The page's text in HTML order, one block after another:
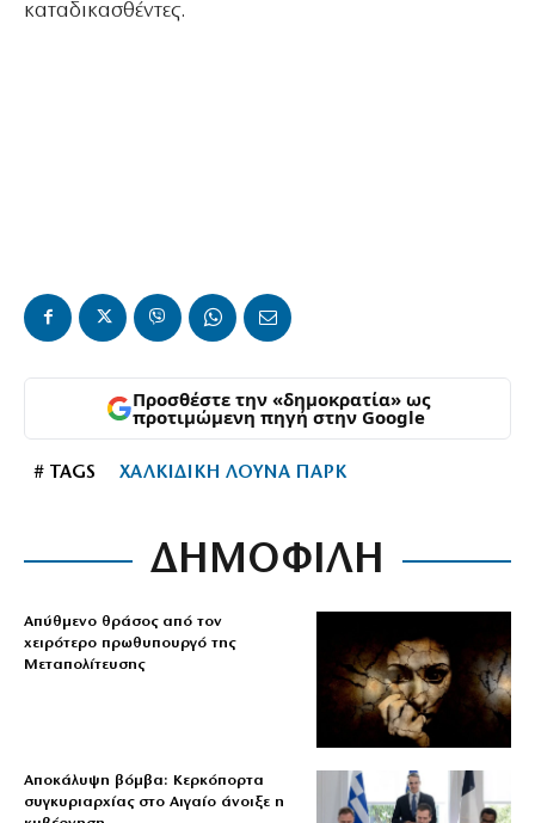
καταδικασθέντες.
Προσθέστε την «δημοκρατία» ως
προτιμώμενη πηγή στην Google
# TAGS ΧΑΛΚΙΔΙΚΗ ΛΟΥΝΑ ΠΑΡΚ
ΔΗΜΟΦΙΛΗ
Απύθμενο θράσος από τον
χειρότερο πρωθυπουργό της
Μεταπολίτευσης
Αποκάλυψη βόμβα: Κερκόπορτα
συγκυριαρχίας στο Αιγαίο άνοιξε η